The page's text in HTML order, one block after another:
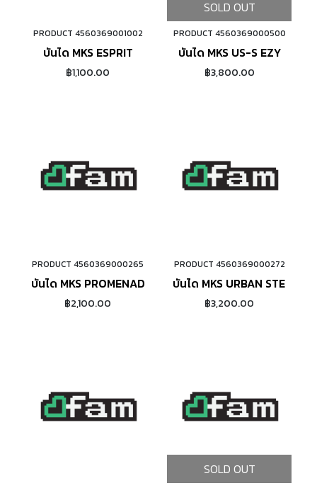
ADD TO CART
PRODUCT 4560369001002
บันได MKS ESPRIT
฿1,100.00
SOLD OUT
PRODUCT 4560369000500
บันได MKS US-S EZY
฿3,800.00
ADD TO CART
PRODUCT 4560369000265
บันได MKS PROMENADE EZY
฿2,100.00
ADD TO CART
PRODUCT 4560369000272
บันได MKS URBAN STEP IN
฿3,200.00
SOLD OUT